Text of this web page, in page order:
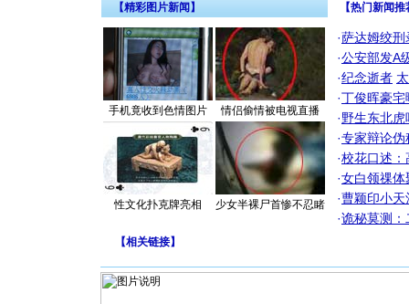
【精彩图片新闻】
手机竟收到色情图片 情侣偷情被电视直播
性文化扑克牌亮相 少女半裸尸首惨不忍睹
【热门新闻
·萨达姆绞刑
·公安部发A
·纪念逝者
·丁俊晖豪
·野生东北
·专家辩论伪
·校花口述：
·女白领祼体
·曹颖印小天
·诡秘莫测：
【相关链接】